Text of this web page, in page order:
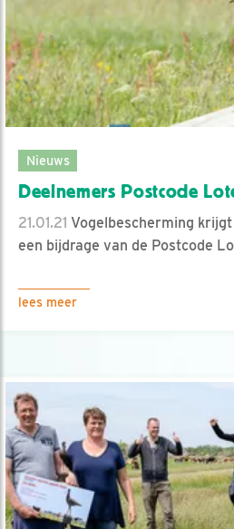
Nieuws
Deelnemers Postcode
21.01.21 Vogelbescherming
een bijdrage van de Postcode
lees meer